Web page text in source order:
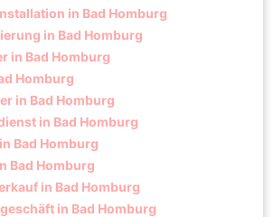
in Bad Homburg
in Bad Homburg
in Bad Homburg
Homburg
in Bad Homburg
in Bad Homburg
Bad Homburg
Bad Homburg
in Bad Homburg
in Bad Homburg